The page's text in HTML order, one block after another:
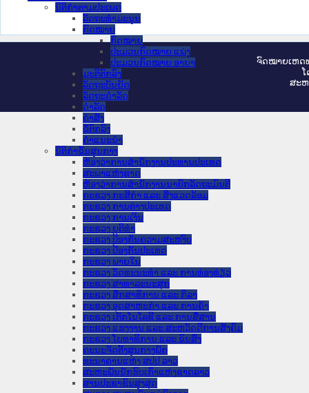
ນິຕິກໍາຕາມປະເພດ
ລັດຖະທໍາມະນູນ
ກົດໝາຍ
ກົດໝາຍ
ປະມວນກົດໝາຍ ແພ່ງ
ປະມວນກົດໝາຍ ອາຍາ
ມະຕິຕົກລົງ
ລັດຖະບັນຍັດ
ລັດຖະດໍາລັດ
ດໍາລັດ
ຄໍາສັ່ງ
ຂໍ້ຕົກລົງ
ຄໍາແນະນໍາ
ນິຕິກຳຂັ້ນສູນກາງ
ຫ້ອງວ່າການສໍານັກງານປະທານປະເທດ
ສະພາແຫ່ງຊາດ
ຫ້ອງວ່າການສຳນັກງານນາຍົກລັດຖະມົນຕີ
ກະຊວງ ກະສິກຳ ແລະ ສິ່ງແວດລ້ອມ
ກະຊວງ ການຕ່າງປະເທດ
ກະຊວງ ການເງິນ
ກະຊວງ ຍຸຕິທໍາ
ກະຊວງ ປ້ອງກັນຄວາມສະຫງົບ
ກະຊວງ ປ້ອງກັນປະເທດ
ກະຊວງ ພາຍໃນ
ກະຊວງ ວັດທະນະທຳ ແລະ ການທ່ອງທ່ຽວ
ກະຊວງ ສາທາລະນະສຸກ
ກະຊວງ ສຶກສາທິການ ແລະ ກິລາ
ກະຊວງ ອຸດສາຫະກຳ ແລະ ການຄ້າ
ກະຊວງ ເຕັກໂນໂລຊີ ແລະ ການສື່ສານ
ກະຊວງ ແຮງງານ ແລະ ສະຫວັດດີການສັງຄົມ
ກະຊວງ ໂຍທາທິການ ແລະ ຂົນສົ່ງ
ຄະນະຈັດຕັ້ງສູນກາງພັກ
ທະນາຄານແຫ່ງ ສປປ ລາວ
ສະຫະພັນນັກຮົບເກົ່າແຫ່ງຊາດລາວ
ສານປະຊາຊົນສູງສຸດ
ຈົດ​ໝາຍ​ເຫດ​
ສະ​ຫ